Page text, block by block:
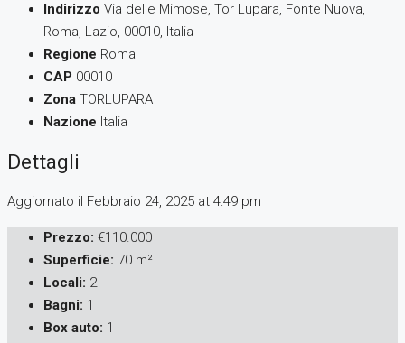
Indirizzo Via delle Mimose, Tor Lupara, Fonte Nuova,
Roma, Lazio, 00010, Italia
Regione Roma
CAP 00010
Zona TORLUPARA
Nazione Italia
Dettagli
Aggiornato il Febbraio 24, 2025 at 4:49 pm
Prezzo: €110.000
Superficie: 70 m²
Locali: 2
Bagni: 1
Box auto: 1